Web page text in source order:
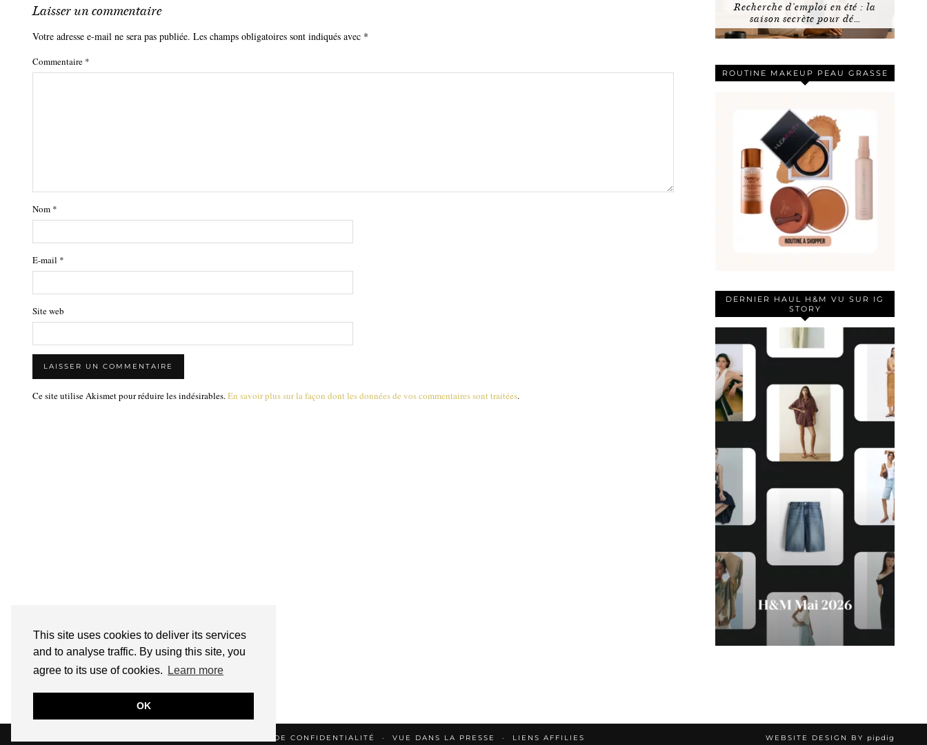
This site uses cookies to deliver its services
and to analyse traffic. By using this site, you
agree to its use of cookies.
Learn more
OK
Laisser un commentaire
Votre adresse e-mail ne sera pas publiée. Les champs obligatoires sont indiqués avec *
Commentaire *
Nom *
E-mail *
Site web
Ce site utilise Akismet pour réduire les indésirables. En savoir plus sur la façon dont les données de vos commentaires sont traitées.
Recherche d’emploi en été : la
saison secrète pour dé…
ROUTINE MAKEUP PEAU GRASSE
DERNIER HAUL H&M VU SUR IG
STORY
POLITIQUE DE CONFIDENTIALITÉ VUE DANS LA PRESSE LIENS AFFILIES WEBSITE DESIGN BY pipdig